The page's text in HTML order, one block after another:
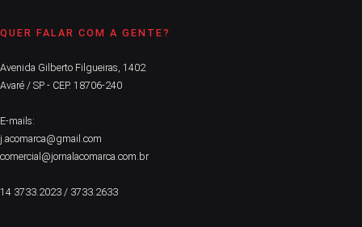
QUER FALAR COM A GENTE?
Avenida Gilberto Filgueiras, 1402
Avaré / SP - CEP. 18706-240
E-mails:
j.acomarca@gmail.com
comercial@jornalacomarca.com.br
14 3733.2023 / 3733.2633